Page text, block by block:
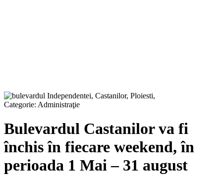
Categorie: Administraţie
Bulevardul Castanilor va fi
închis în fiecare weekend, în
perioada 1 Mai – 31 august